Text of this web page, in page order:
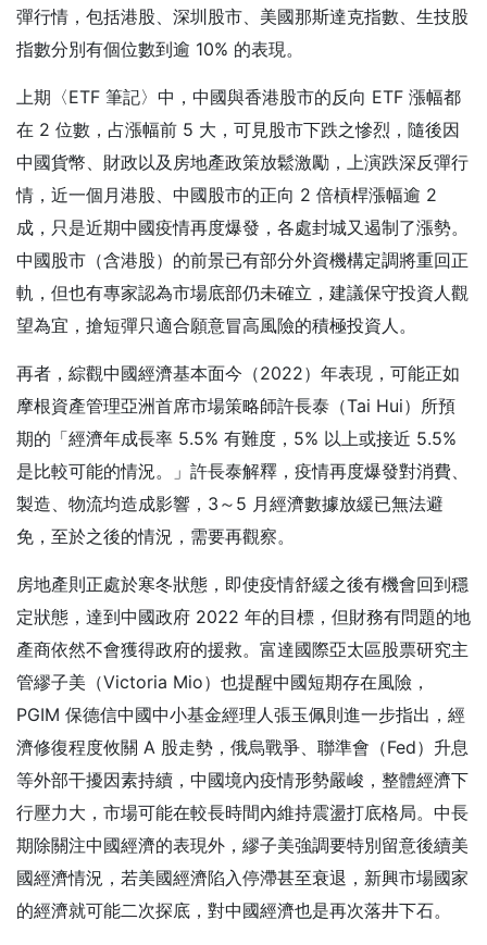
彈行情，包括港股、深圳股市、美國那斯達克指數、生技股
指數分別有個位數到逾 10% 的表現。
上期〈ETF 筆記〉中，中國與香港股市的反向 ETF 漲幅都
在 2 位數，占漲幅前 5 大，可見股市下跌之慘烈，隨後因
中國貨幣、財政以及房地產政策放鬆激勵，上演跌深反彈行
情，近一個月港股、中國股市的正向 2 倍槓桿漲幅逾 2
成，只是近期中國疫情再度爆發，各處封城又遏制了漲勢。
中國股市（含港股）的前景已有部分外資機構定調將重回正
軌，但也有專家認為市場底部仍未確立，建議保守投資人觀
望為宜，搶短彈只適合願意冒高風險的積極投資人。
再者，綜觀中國經濟基本面今（2022）年表現，可能正如
摩根資產管理亞洲首席市場策略師許長泰（Tai Hui）所預
期的「經濟年成長率 5.5% 有難度，5% 以上或接近 5.5%
是比較可能的情況。」許長泰解釋，疫情再度爆發對消費、
製造、物流均造成影響，3～5 月經濟數據放緩已無法避
免，至於之後的情況，需要再觀察。
房地產則正處於寒冬狀態，即使疫情舒緩之後有機會回到穩
定狀態，達到中國政府 2022 年的目標，但財務有問題的地
產商依然不會獲得政府的援救。 富達國際亞太區股票研究主
管繆子美（Victoria Mio）也提醒中國短期存在風險，
PGIM 保德信中國中小基金經理人張玉佩則進一步指出，經
濟修復程度攸關 A 股走勢，俄烏戰爭、聯準會（Fed）升息
等外部干擾因素持續，中國境內疫情形勢嚴峻，整體經濟下
行壓力大，市場可能在較長時間內維持震盪打底格局。 中長
期除關注中國經濟的表現外，繆子美強調要特別留意後續美
國經濟情況，若美國經濟陷入停滯甚至衰退，新興市場國家
的經濟就可能二次探底，對中國經濟也是再次落井下石。